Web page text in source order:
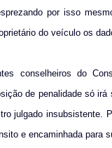
por isso
do veículo os
conselheiros do
de penalidade só
julgado insubsistente.
e encaminhada para